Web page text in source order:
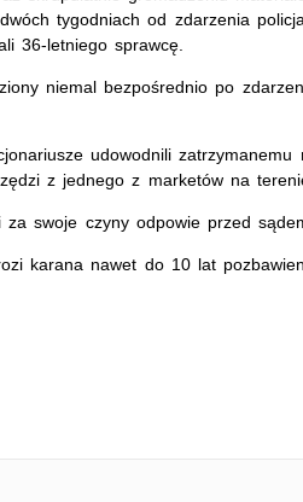
tygodniach od zdarzenia
36-letniego sprawcę.
niemal bezpośrednio po
udowodnili zatrzymanemu
z jednego z marketów na
za swoje czyny odpowie przed
karana nawet do 10 lat